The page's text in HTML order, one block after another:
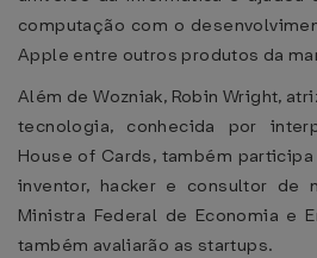
computação com o
Apple entre outros produtos da
Além de Wozniak, Robin Wright,
tecnologia, conhecida por
House of Cards, também
inventor, hacker e consultor de
Ministra Federal de Economia e
também avaliarão as startups.